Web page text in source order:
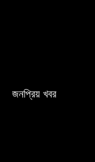
জনপ্রিয় খবর